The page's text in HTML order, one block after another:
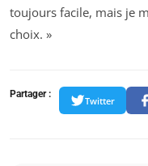
toujours facile, mais je
choix. »
Partager :
Twitter